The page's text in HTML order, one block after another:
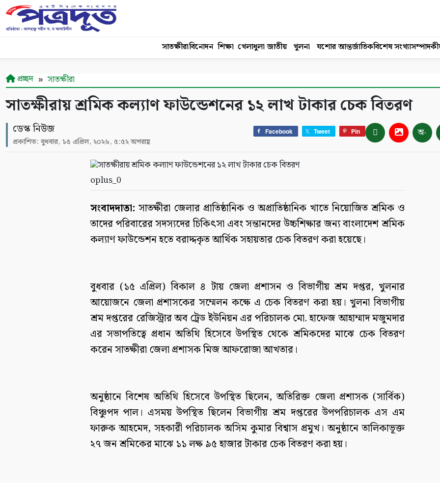
সাতক্ষীরাবিনোদন শিক্ষা খেলাধুলা জাতীয় খুলনা যশোর আন্তর্জাতিকবিশেষ সংখ্যা
প্রচ্ছদ সাতক্ষীরা
সাতক্ষীরায় শ্রমিক কল্যাণ ফাউন্ডেশনের ১২ লাখ টাকার চেক বিতরণ
ডেস্ক নিউজ
প্রকাশিত: বুধবার, ১৫ এপ্রিল, ২০২৬, ৫:৫২ অপরাহ্ণ
Facebook Tweet Pin অ-
oplus_0
সংবাদদাতা: সাতক্ষীরা জেলার প্রাতিষ্ঠানিক ও অপ্রাতিষ্ঠানিক খাতে নিয়োজিত শ্রমিক ও
তাদের পরিবারের সদস্যদের চিকিৎসা এবং সন্তানদের উচ্চশিক্ষার জন্য বাংলাদেশ শ্রমিক
কল্যাণ ফাউন্ডেশন হতে বরাদ্দকৃত আর্থিক সহায়তার চেক বিতরণ করা হয়েছে।
বুধবার (১৫ এপ্রিল) বিকাল ৪ টায় জেলা প্রশাসন ও বিভাগীয় শ্রম দপ্তর, খুলনার
আয়োজনে জেলা প্রশাসকের সম্মেলন কক্ষে এ চেক বিতরণ করা হয়। খুলনা বিভাগীয়
শ্রম দপ্তরের রেজিস্ট্রার অব ট্রেড ইউনিয়ন এর পরিচালক মো. হাফেজ আহাম্মাদ মজুমদার
এর সভাপতিত্বে প্রধান অতিথি হিসেবে উপস্থিত থেকে শ্রমিকদের মাঝে চেক বিতরণ
করেন সাতক্ষীরা জেলা প্রশাসক মিজ আফরোজা আখতার।
অনুষ্ঠানে বিশেষ অতিথি হিসেবে উপস্থিত ছিলেন, অতিরিক্ত জেলা প্রশাসক (সার্বিক)
বিঞ্চুপদ পাল। এসময় উপস্থিত ছিলেন বিভাগীয় শ্রম দপ্তরের উপপরিচালক এস এম
ফারুক আহমেদ, সহকারী পরিচালক অসিম কুমার বিশ্বাস প্রমুখ। অনুষ্ঠানে তালিকাভূক্ত
২৭ জন শ্রমিকের মাঝে ১১ লক্ষ ৯৫ হাজার টাকার চেক বিতরণ করা হয়।